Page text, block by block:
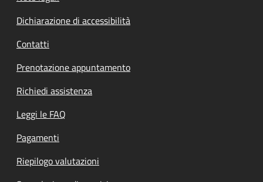
Dichiarazione di accessibilità
Contatti
Prenotazione appuntamento
Richiedi assistenza
Leggi le FAQ
Pagamenti
Riepilogo valutazioni